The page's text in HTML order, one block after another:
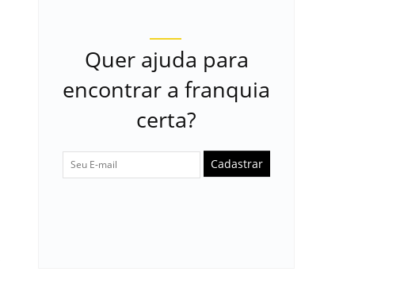
Quer ajuda para
encontrar a franquia
certa?
Cadastrar